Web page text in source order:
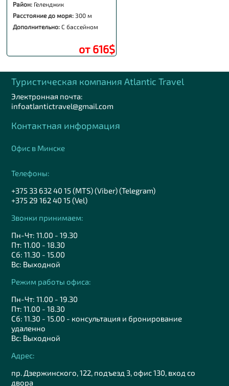
Район: Геленджик
Расстояние до моря: 300 м
Дополнительно: С бассейном
от 616$
Туристическая компания Аtlantic Travel
Электронная почта:
infoatlantictravel@gmail.com
Контактная информация
Офис в Минске
Телефоны:
+375 33 632 40 15 (MTS) (Viber) (Telegram)
+375 29 162 40 15 (Vel)
Звонки принимаем:
Пн-Чт: 11.00 - 19.30
Пт: 11.00 - 18.30
Сб: 11.30 - 15.00
Вс: Выходной
Режим работы офиса:
Пн-Чт: 11.00 - 19.30
Пт: 11.00 - 18.30
Сб: 11.30 - 15.00 - консультация и бронирование
удаленно
Вс: Выходной
Адрес:
пр. Дзержинского, 122, подъезд 3, офис 130, вход со
двора